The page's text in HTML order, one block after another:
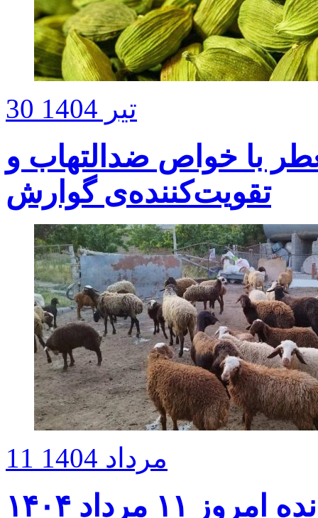
30 تیر 1404
با خواص ضدالتهاب و
تقویت‌کننده‌ی گوارش
11 مرداد 1404
۱۱ مرداد ۱۴۰۴